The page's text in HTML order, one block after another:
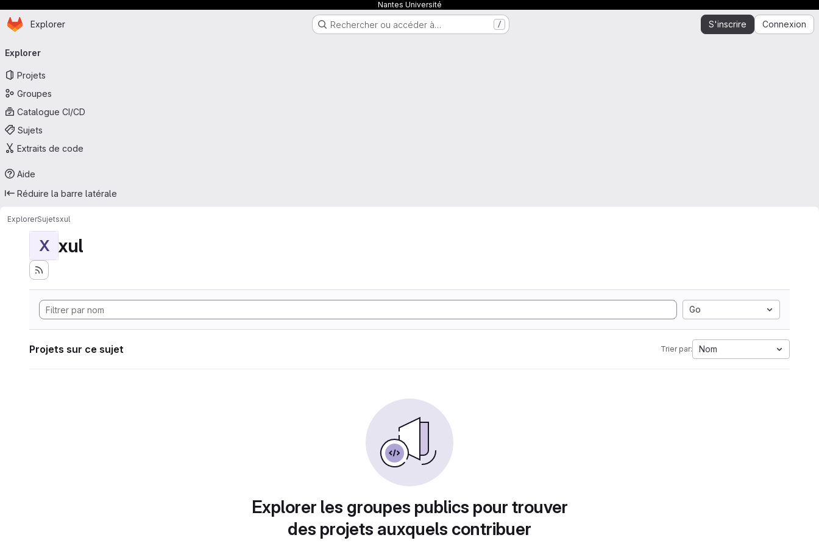
Nantes Université
Passer au contenu principal
Page d'accueil
Explorer Rechercher ou accéder à… / S'inscrire Connexion
principale
Explorer
Projets
Groupes
Catalogue CI/CD
Sujets
Extraits de code
Aide
Réduire la barre latérale
ExplorerSujetsxul
X xul
Go
Projets sur ce sujet Trier par: Nom
Explorer les groupes publics pour trouver
des projets auxquels contribuer